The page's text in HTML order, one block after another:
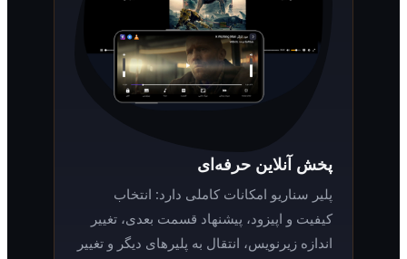
پخش آنلاین حرفه‌ای
پلیر سناریو امکانات کاملی دارد: انتخاب
کیفیت و اپیزود، پیشنهاد قسمت بعدی، تغییر
اندازه زیرنویس، انتقال به پلیرهای دیگر و تغییر